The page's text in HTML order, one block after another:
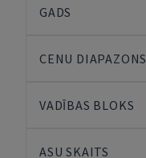
GADS
CENU DIAPAZONS
VADĪBAS BLOKS
ASU SKAITS